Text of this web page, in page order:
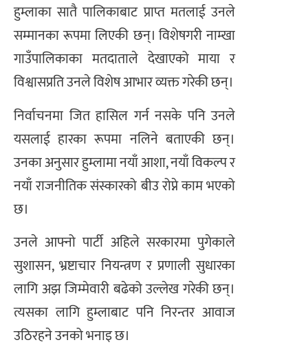
हुम्लाका सातै पालिकाबाट प्राप्त मतलाई उनले
सम्मानका रूपमा लिएकी छन्। विशेषगरी नाम्खा
गाउँपालिकाका मतदाताले देखाएको माया र
विश्वासप्रति उनले विशेष आभार व्यक्त गरेकी छन्।
निर्वाचनमा जित हासिल गर्न नसके पनि उनले
यसलाई हारका रूपमा नलिने बताएकी छन्।
उनका अनुसार हुम्लामा नयाँ आशा, नयाँ विकल्प र
नयाँ राजनीतिक संस्कारको बीउ रोप्ने काम भएको
छ।
उनले आफ्नो पार्टी अहिले सरकारमा पुगेकाले
सुशासन, भ्रष्टाचार नियन्त्रण र प्रणाली सुधारका
लागि अझ जिम्मेवारी बढेको उल्लेख गरेकी छन्।
त्यसका लागि हुम्लाबाट पनि निरन्तर आवाज
उठिरहने उनको भनाइ छ।